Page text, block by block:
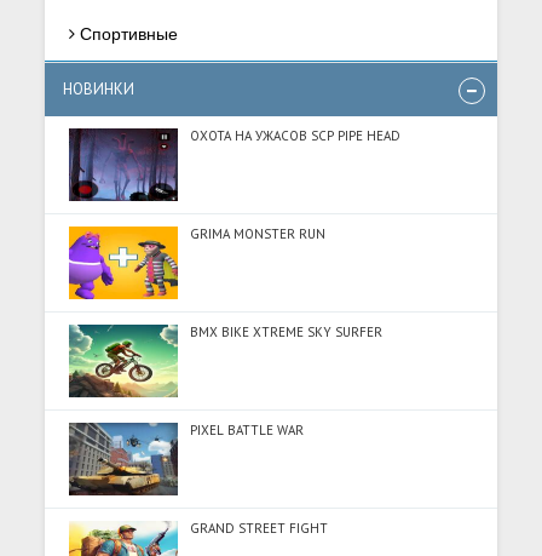
Спортивные
НОВИНКИ
ОХОТА НА УЖАСОВ SCP PIPE HEAD
GRIMA MONSTER RUN
BMX BIKE XTREME SKY SURFER
PIXEL BATTLE WAR
GRAND STREET FIGHT